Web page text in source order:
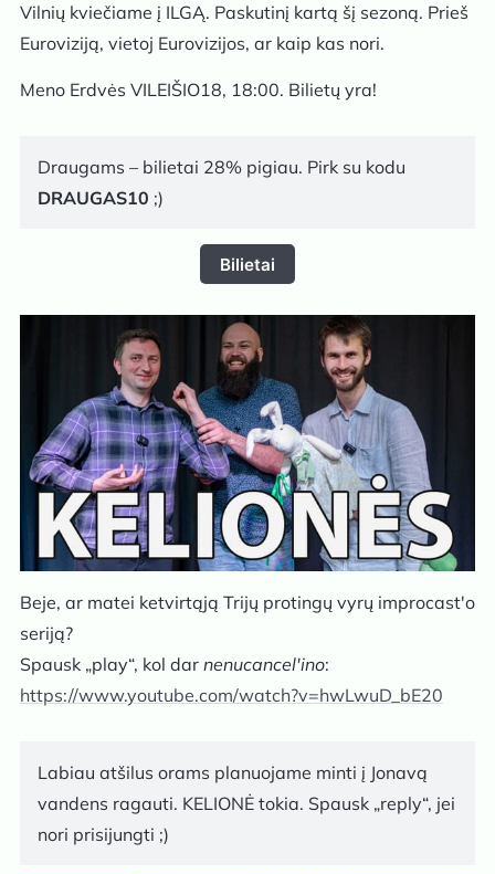
Vilnių kviečiame į ILGĄ. Paskutinį kartą šį sezoną. Prieš
Euroviziją, vietoj Eurovizijos, ar kaip kas nori.
Meno Erdvės VILEIŠIO18, 18:00. Bilietų yra!
Draugams – bilietai 28% pigiau. Pirk su kodu
DRAUGAS10 ;)
Bilietai
Beje, ar matei ketvirtąją Trijų protingų vyrų improcast'o
seriją?
Spausk „play“, kol dar nenucancel'ino:
https://www.youtube.com/watch?v=hwLwuD_bE20
Labiau atšilus orams planuojame minti į Jonavą
vandens ragauti. KELIONĖ tokia. Spausk „reply“, jei
nori prisijungti ;)